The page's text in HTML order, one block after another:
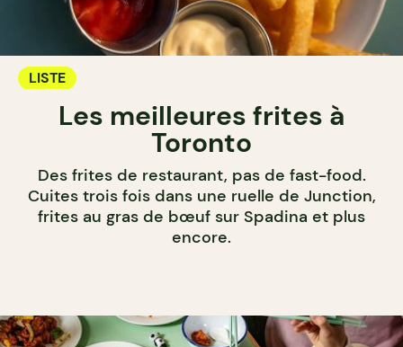
LISTE
Les meilleures frites à
Toronto
Des frites de restaurant, pas de fast-food.
Cuites trois fois dans une ruelle de Junction,
frites au gras de bœuf sur Spadina et plus
encore.